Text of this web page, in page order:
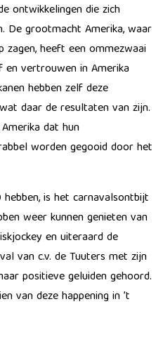
ontwikkelingen die zich
De grootmacht Amerika, waar
heeft een ommezwaai
vertrouwen in Amerika
hebben zelf deze
daar de resultaten van zijn.
dat hun
worden gegooid door het
is het carnavalsontbijt
weer kunnen genieten van
en uiteraard de
van c.v. de Tuuters met zijn
positieve geluiden gehoord.
van deze happening in ’t